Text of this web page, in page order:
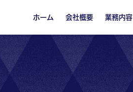
ホーム 会社概要 業務内容